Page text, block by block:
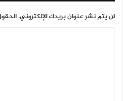
لن يتم نشر عنوان بريدك الإلكتروني.